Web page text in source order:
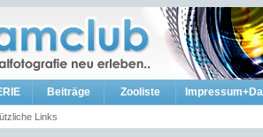
Links
Beiträge Zooliste